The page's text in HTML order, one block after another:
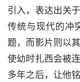
引入，表达出关
传统与现代的冲
题，而影片则以
使幼时扎西会被
多年之后，让他